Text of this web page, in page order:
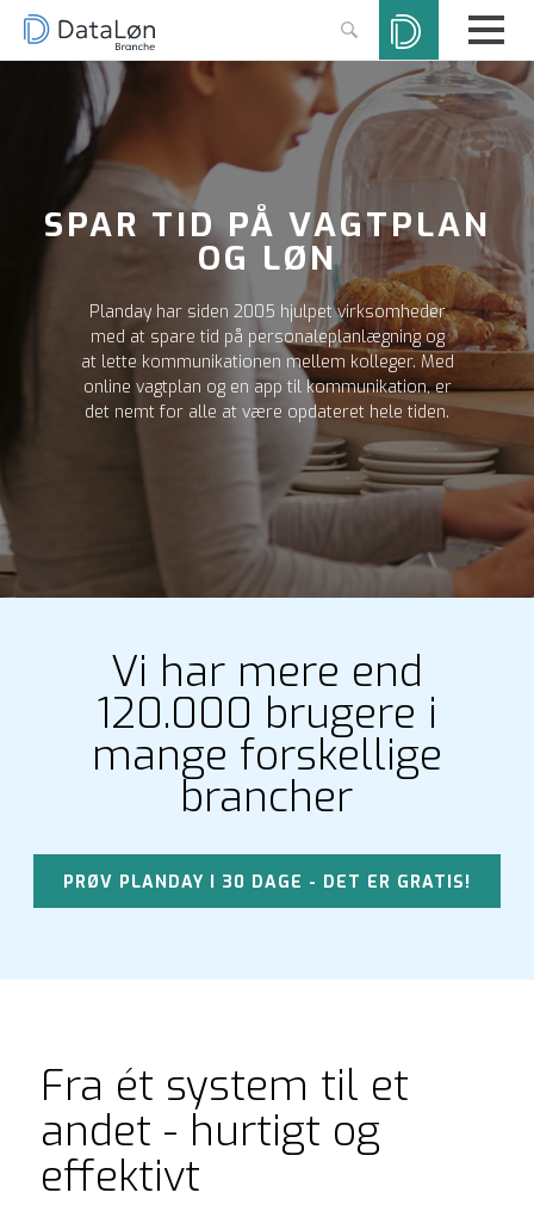
SPAR TID PÅ VAGTPLAN
OG LØN
Planday har siden 2005 hjulpet virksomheder
med at spare tid på personaleplanlægning og
at lette kommunikationen mellem kolleger. Med
online vagtplan og en app til kommunikation, er
det nemt for alle at være opdateret hele tiden.
Vi har mere end
120.000 brugere i
mange forskellige
brancher
PRØV PLANDAY I 30 DAGE - DET ER GRATIS!
Fra ét system til et
andet - hurtigt og
effektivt